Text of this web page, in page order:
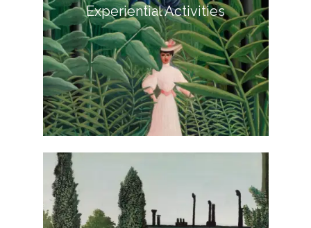
Experiential Activities
主题学习与体验活动